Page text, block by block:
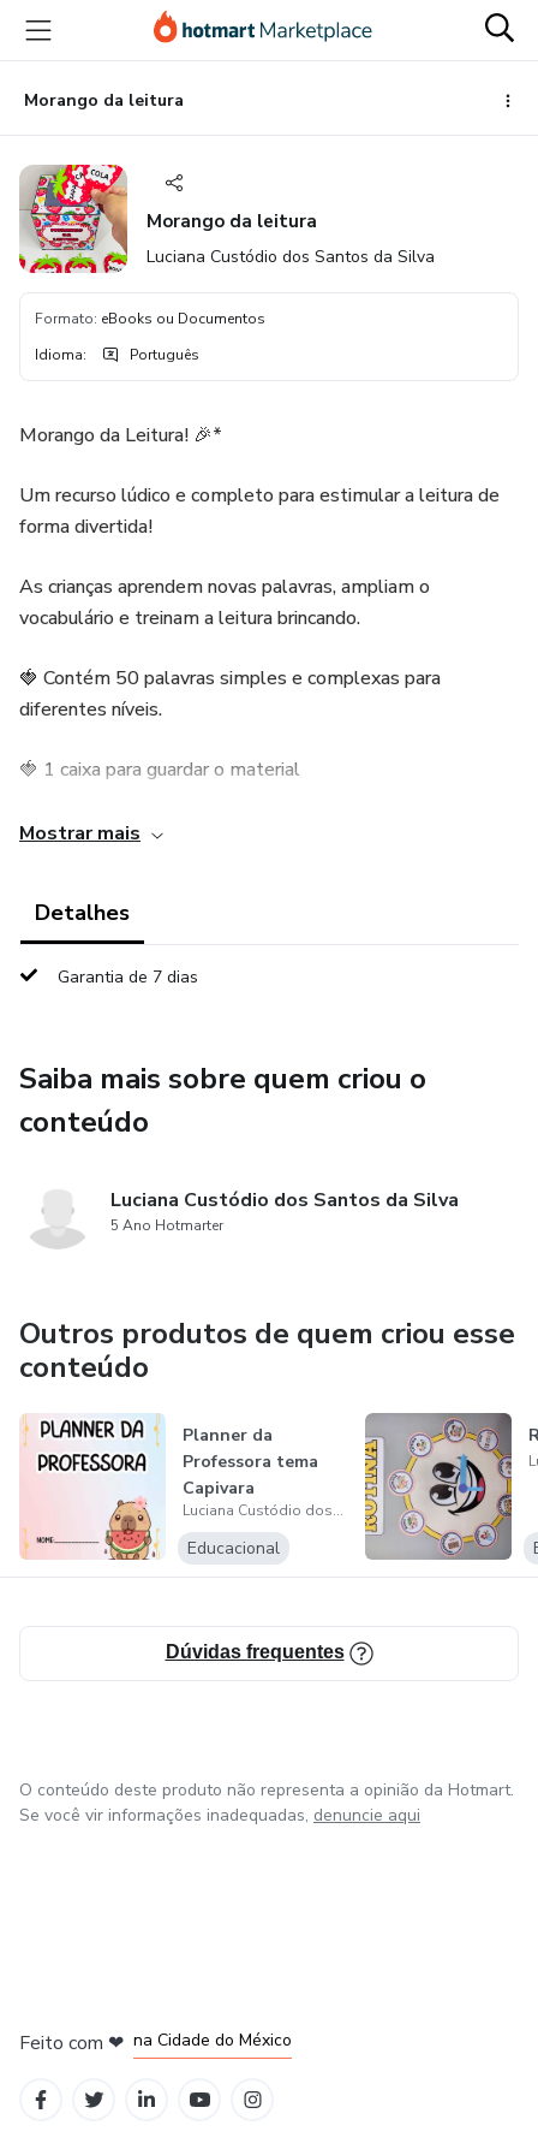
para
conteúdo
principal
para
pagamento
para
rodapéMorango da leitura
Morango da leitura
Luciana Custódio dos Santos da Silva
Formato: eBooks ou Documentos
Idioma: Português
Morango da Leitura! 🎉*
Um recurso lúdico e completo para estimular a leitura de
forma divertida!
As crianças aprendem novas palavras, ampliam o
vocabulário e treinam a leitura brincando.
🍓 Contém 50 palavras simples e complexas para
diferentes níveis.
🍓 1 caixa para guardar o material
🍓 Ideal para sala de aula e também para usar em casa.
✨ Torne a alfabetização ainda mais encantadora com o
Morango da Leitura!
Mostrar mais
Detalhes
Garantia de 7 dias
Saiba mais sobre quem criou o
conteúdo
Luciana Custódio dos Santos da Silva
5 Ano Hotmarter
Outros produtos de quem criou esse
conteúdo
Planner da
Professora tema
Capivara
Luciana Custódio dos Santos da Silva
Educacional
Dúvidas frequentes
O conteúdo deste produto não representa a opinião da Hotmart.
Se você vir informações inadequadas, denuncie aqui
Feito com ❤ na Cidade do México